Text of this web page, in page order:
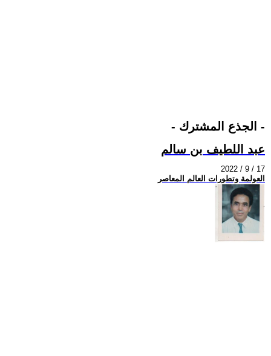
- الجذع المشترك -
عبد اللطيف بن سالم
2022 / 9 / 17
العولمة وتطورات العالم المعاصر